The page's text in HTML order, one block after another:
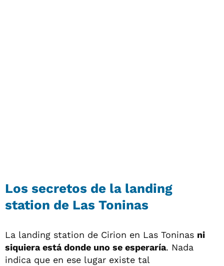
Los secretos de la landing
station de Las Toninas
La landing station de Cirion en Las Toninas ni
siquiera está donde uno se esperaría. Nada
indica que en ese lugar existe tal